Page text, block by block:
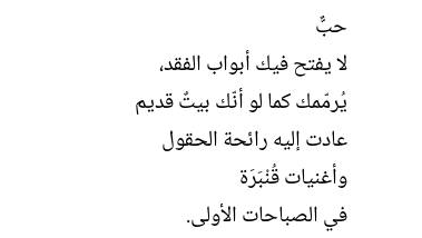
حبٌّ
لا يفتح فيك أبواب الفقد،
يُرمّمك كما لو أنّك بيتٌ قديم
عادت إليه رائحة الحقول
وأغنيات قُنْبَرَة
في الصباحات الأولى.